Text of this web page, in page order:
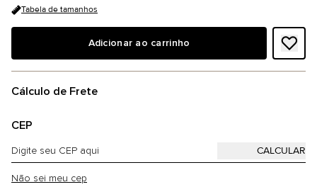
Tabela de tamanhos
Adicionar ao carrinho
Cálculo de Frete
CEP
Não sei meu cep